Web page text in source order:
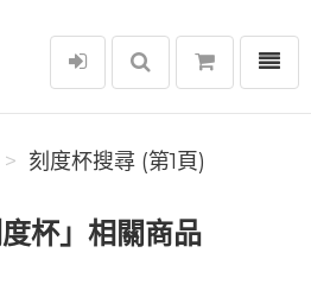
選單
刻度杯搜尋 (第1頁)
杯」相關商品